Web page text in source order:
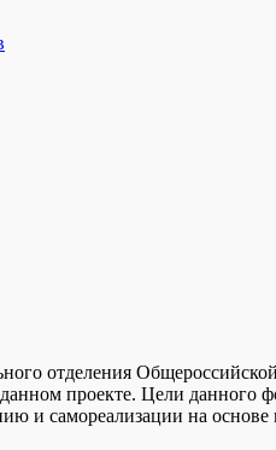
отделения
проекте. Цели
и самореализации на